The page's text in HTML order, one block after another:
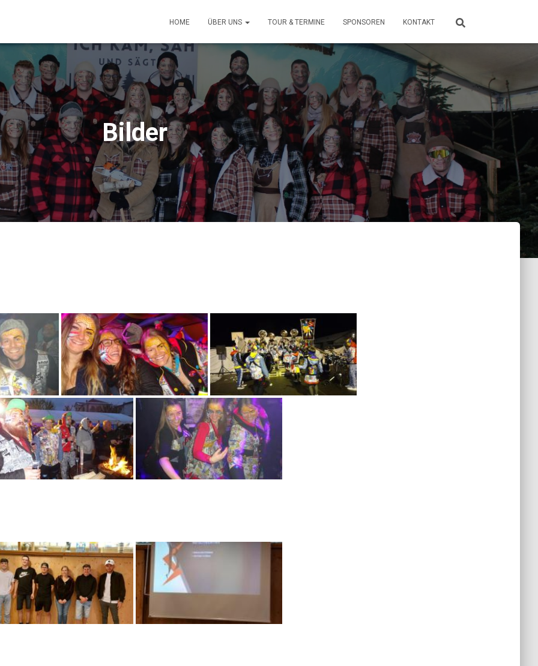
HOME ÜBER UNS TOUR & TERMINE SPONSOREN KONTAKT
Bilder